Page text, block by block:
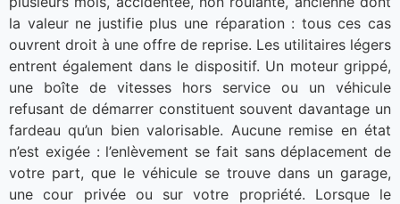
la valeur ne justifie plus une réparation : tous ces cas
ouvrent droit à une offre de reprise. Les utilitaires légers
entrent également dans le dispositif. Un moteur grippé,
une boîte de vitesses hors service ou un véhicule
refusant de démarrer constituent souvent davantage un
fardeau qu’un bien valorisable. Aucune remise en état
n’est exigée : l’enlèvement se fait sans déplacement de
votre part, que le véhicule se trouve dans un garage,
une cour privée ou sur votre propriété. Lorsque le